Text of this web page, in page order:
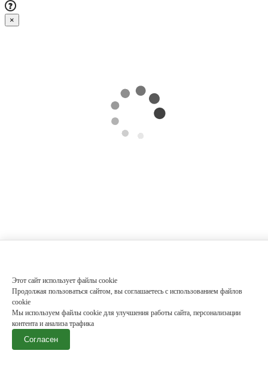
Этот сайт использует файлы cookie
Продолжая пользоваться сайтом, вы соглашаетесь с использованием файлов
cookie
Мы используем файлы cookie для улучшения работы сайта, персонализации
контента и анализа трафика
Согласен
×